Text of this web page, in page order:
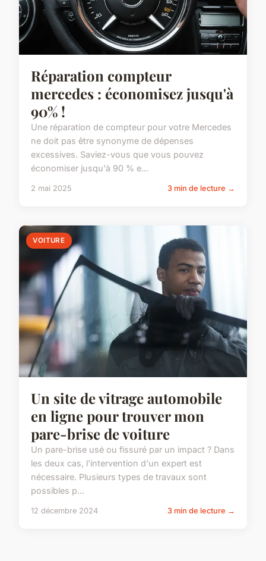
Réparation compteur
mercedes : économisez jusqu'à
90% !
Une réparation de compteur pour votre Mercedes
ne doit pas être synonyme de dépenses
excessives. Saviez-vous que vous pouvez
économiser jusqu'à 90 % e...
2 mai 2025 3 min de lecture →
VOITURE
Un site de vitrage automobile
en ligne pour trouver mon
pare-brise de voiture
Un pare-brise usé ou fissuré par un impact ? Dans
les deux cas, l'intervention d'un expert est
nécessaire. Plusieurs types de travaux sont
possibles p...
12 décembre 2024 3 min de lecture →